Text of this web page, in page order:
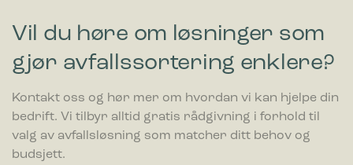
Vil du høre om løsninger som
gjør avfallssortering enklere?
Kontakt oss og hør mer om hvordan vi kan hjelpe din
bedrift. Vi tilbyr alltid gratis rådgivning i forhold til
valg av avfallsløsning som matcher ditt behov og
budsjett.